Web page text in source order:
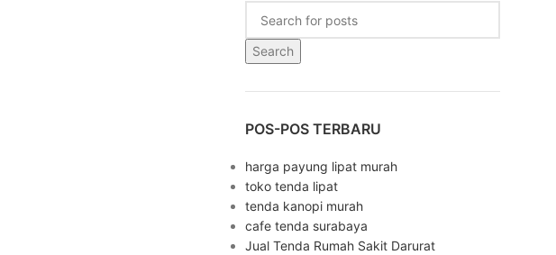
Search
POS-POS TERBARU
harga payung lipat murah
toko tenda lipat
tenda kanopi murah
cafe tenda surabaya
Jual Tenda Rumah Sakit Darurat